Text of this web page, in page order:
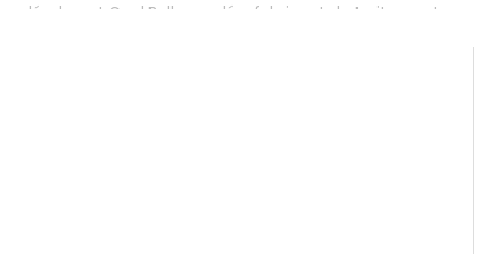
déodorant Cool Ball recyclée, fabricant de traitement en